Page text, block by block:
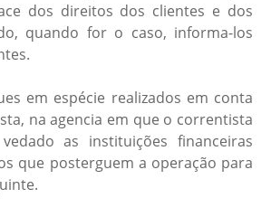
dos direitos dos clientes e dos
quando for o caso, informa-los
em espécie realizados em conta
na agencia em que o correntista
as instituições financeiras
que posterguem a operação para